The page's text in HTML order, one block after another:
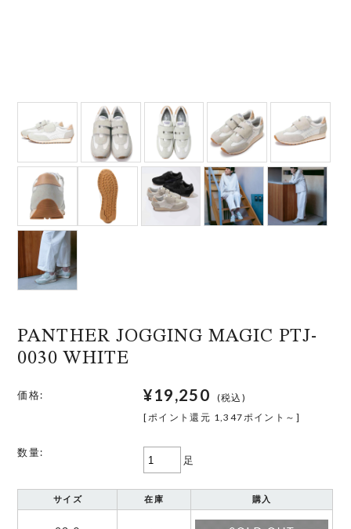
PANTHER JOGGING MAGIC PTJ-
0030 WHITE
価格: ¥19,250
(税込)
[ポイント還元 1,347ポイント～]
数量:
足
サイズ 在庫 購入